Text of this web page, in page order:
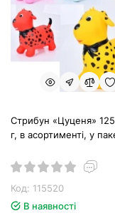
Стрибун «Цуценя»
г, в асортименті, у
Код: 115520
В наявності